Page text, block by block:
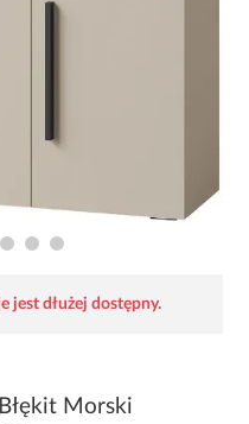
jest dłużej dostępny.
Morski